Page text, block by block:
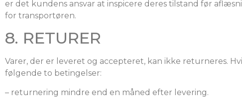
er det kundens ansvar at inspicere deres tilstand før
for transportøren.
8. RETURER
Varer, der er leveret og accepteret, kan ikke returneres.
følgende to betingelser:
– returnering mindre end en måned efter levering.